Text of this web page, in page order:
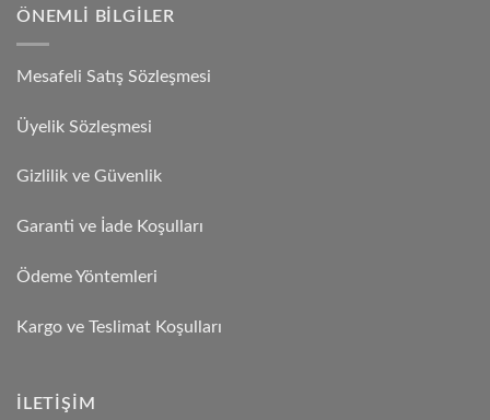
ÖNEMLI BILGILER
Mesafeli Satış Sözleşmesi
Üyelik Sözleşmesi
Gizlilik ve Güvenlik
Garanti ve İade Koşulları
Ödeme Yöntemleri
Kargo ve Teslimat Koşulları
İLETIŞIM